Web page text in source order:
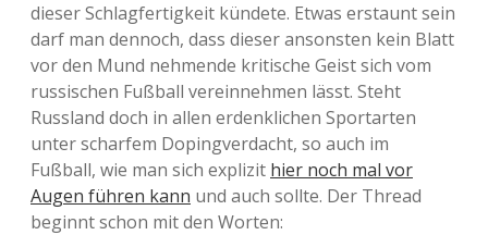
dieser Schlagfertigkeit kündete. Etwas erstaunt sein
darf man dennoch, dass dieser ansonsten kein Blatt
vor den Mund nehmende kritische Geist sich vom
russischen Fußball vereinnehmen lässt. Steht
Russland doch in allen erdenklichen Sportarten
unter scharfem Dopingverdacht, so auch im
Fußball, wie man sich explizit hier noch mal vor
Augen führen kann und auch sollte. Der Thread
beginnt schon mit den Worten: